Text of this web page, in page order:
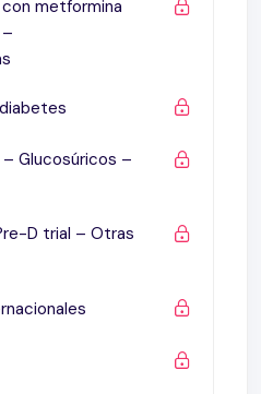
metformina
– Glucosúricos –
D trial – Otras